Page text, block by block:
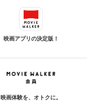
映画アプリの決定版！
映画体験を、オトクに。